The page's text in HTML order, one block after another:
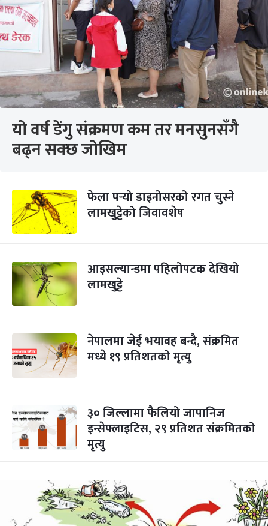
यो वर्ष डेंगु संक्रमण कम तर मनसुनसँगै
बढ्न सक्छ जोखिम
फेला पर्‍यो डाइनोसरको रगत चुस्ने
लामखुट्टेको जिवावशेष
आइसल्यान्डमा पहिलोपटक देखियो
लामखुट्टे
नेपालमा जेई भयावह बन्दै, संक्रमित
मध्ये १९ प्रतिशतको मृत्यु
३० जिल्लामा फैलियो जापानिज
इन्सेफ्लाइटिस, २९ प्रतिशत संक्रमितको
मृत्यु